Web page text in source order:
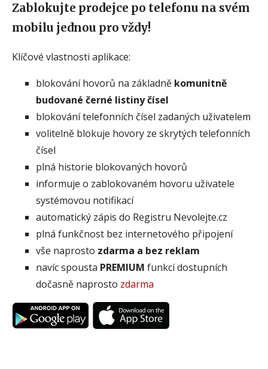
Zablokujte prodejce po telefonu na svém
mobilu jednou pro vždy!
Klíčové vlastnosti aplikace:
blokování hovorů na základně komunitně
budované černé listiny čísel
blokování telefonních čísel zadaných uživatelem
volitelně blokuje hovory ze skrytých telefonních
čísel
plná historie blokovaných hovorů
informuje o zablokovaném hovoru uživatele
systémovou notifikací
automatický zápis do Registru Nevolejte.cz
plná funkčnost bez internetového připojení
vše naprosto zdarma a bez reklam
navíc spousta PREMIUM funkcí dostupních
dočasně naprosto zdarma